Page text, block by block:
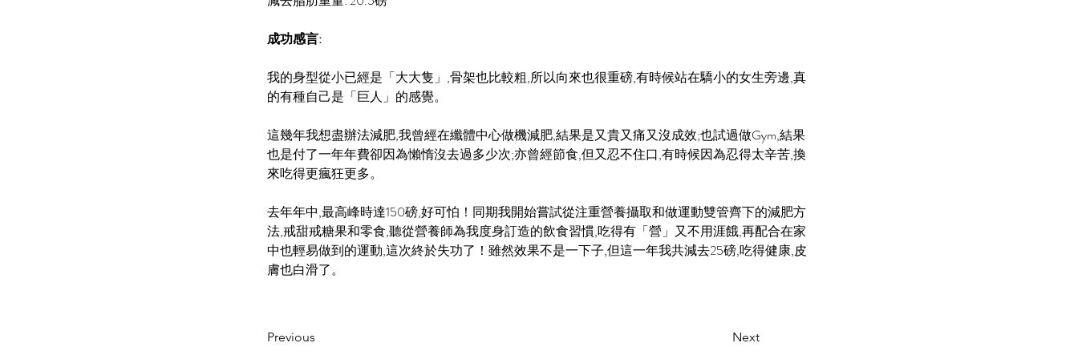
成功感言:
我的身型從小已經是「大大隻」,骨架也比較粗,所以向來也很重磅,有時候站在驕小的女生旁邊,真
的有種自己是「巨人」的感覺。
這幾年我想盡辦法減肥,我曾經在纖體中心做機減肥,結果是又貴又痛又沒成效;也試過做Gym,結果
也是付了一年年費卻因為懶惰沒去過多少次;亦曾經節食,但又忍不住口,有時候因為忍得太辛苦,換
來吃得更瘋狂更多。
去年年中,最高峰時達150磅,好可怕！同期我開始嘗試從注重營養攝取和做運動雙管齊下的減肥方
法,戒甜戒糖果和零食,聽從營養師為我度身訂造的飲食習慣,吃得有「營」又不用涯餓,再配合在家
中也輕易做到的運動,這次終於失功了！雖然效果不是一下子,但這一年我共減去25磅,吃得健康,皮
膚也白滑了。
Previous Next